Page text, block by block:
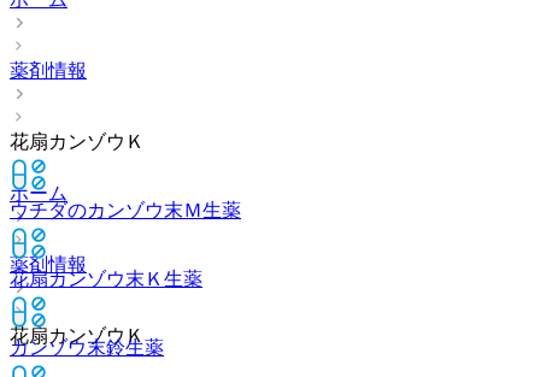
薬剤情報
花扇カンゾウＫ
ウチダのカンゾウ末Ｍ生薬
花扇カンゾウ末Ｋ 生薬
カンゾウ末鈴生薬
ホーム
薬剤情報
花扇カンゾウＫ